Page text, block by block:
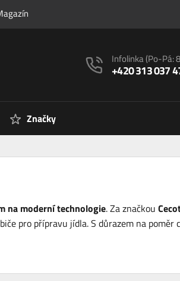
Infolinka(Po-Pá:
+420 313 037
Značky
na moderní technologie. Za značkou
pro přípravu jídla. S důrazem na